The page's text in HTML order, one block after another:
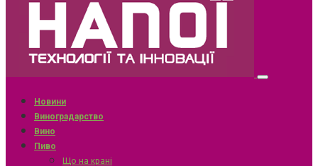
Новини
Виноградарство
Вино
Пиво
Що на крані